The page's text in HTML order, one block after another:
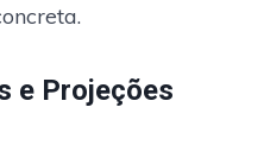
e Projeções